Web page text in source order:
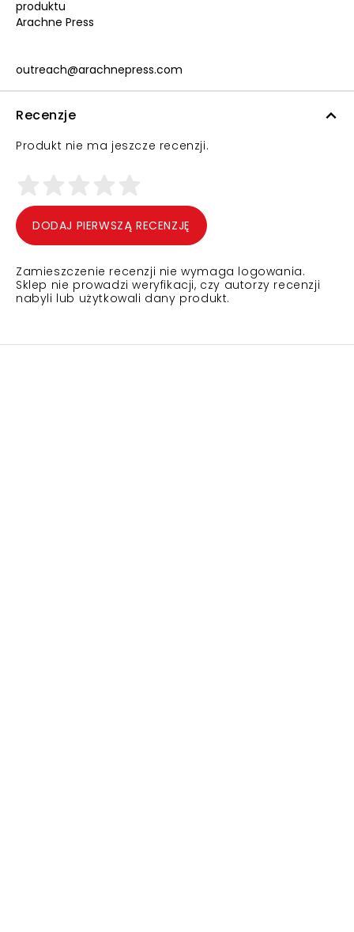
produktu
Arachne Press
outreach@arachnepress.com
Recenzje
Produkt nie ma jeszcze recenzji.
DODAJ PIERWSZĄ RECENZJĘ
Zamieszczenie recenzji nie wymaga logowania.
Sklep nie prowadzi weryfikacji, czy autorzy recenzji
nabyli lub użytkowali dany produkt.